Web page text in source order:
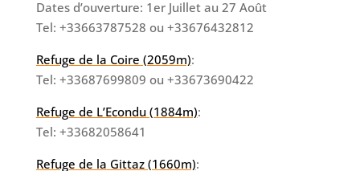
Dates d’ouverture: 1er Juillet au 27 Août
Tel: +33663787528 ou +33676432812
Refuge de la Coire (2059m):
Tel: +33687699809 ou +33673690422
Refuge de L’Econdu (1884m):
Tel: +33682058641
Refuge de la Gittaz (1660m):